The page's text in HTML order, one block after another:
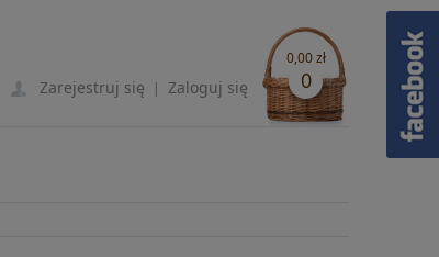
0,00 zł
0
Zarejestruj się | Zaloguj się